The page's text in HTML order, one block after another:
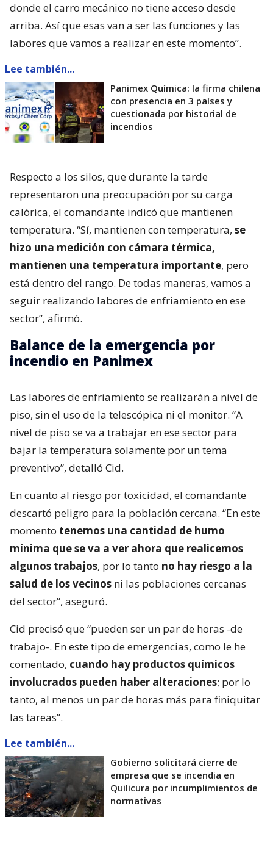
donde el carro mecánico no tiene acceso desde
arriba. Así que esas van a ser las funciones y las
labores que vamos a realizar en este momento”.
Lee también...
Panimex Química: la firma chilena
con presencia en 3 países y
cuestionada por historial de
incendios
Respecto a los silos, que durante la tarde
representaron una preocupación por su carga
calórica, el comandante indicó que mantienen
temperatura. “Sí, mantienen con temperatura, se
hizo una medición con cámara térmica,
mantienen una temperatura importante, pero
está dentro del rango. De todas maneras, vamos a
seguir realizando labores de enfriamiento en ese
sector”, afirmó.
Balance de la emergencia por
incendio en Panimex
Las labores de enfriamiento se realizarán a nivel de
piso, sin el uso de la telescópica ni el monitor. “A
nivel de piso se va a trabajar en ese sector para
bajar la temperatura solamente por un tema
preventivo”, detalló Cid.
En cuanto al riesgo por toxicidad, el comandante
descartó peligro para la población cercana. “En este
momento tenemos una cantidad de humo
mínima que se va a ver ahora que realicemos
algunos trabajos, por lo tanto no hay riesgo a la
salud de los vecinos ni las poblaciones cercanas
del sector”, aseguró.
Cid precisó que “pueden ser un par de horas -de
trabajo-. En este tipo de emergencias, como le he
comentado, cuando hay productos químicos
involucrados pueden haber alteraciones; por lo
tanto, al menos un par de horas más para finiquitar
las tareas”.
Lee también...
Gobierno solicitará cierre de
empresa que se incendia en
Quilicura por incumplimientos de
normativas